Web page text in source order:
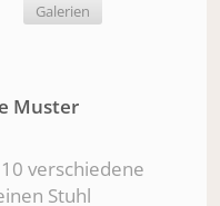
Galerien
Muster
verschiedene
Stuhl